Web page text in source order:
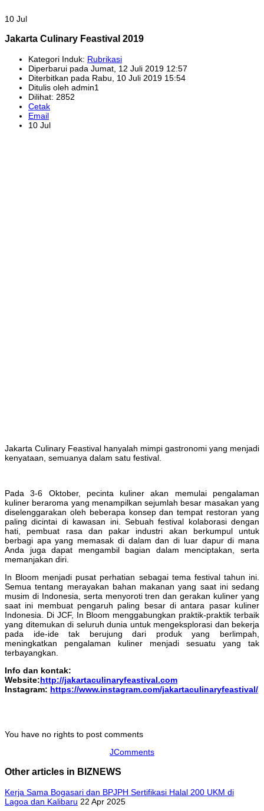
10 Jul
Jakarta Culinary Feastival 2019
Kategori Induk: Rubrikasi
Diperbarui pada Jumat, 12 Juli 2019 12:57
Diterbitkan pada Rabu, 10 Juli 2019 15:54
Ditulis oleh admin1
Dilihat: 2852
Cetak
Email
10 Jul
Jakarta Culinary Feastival hanyalah mimpi gastronomi yang menjadi
kenyataan, semuanya dalam satu festival.
Pada 3-6 Oktober, pecinta kuliner akan memulai pengalaman
kuliner beraroma yang menampilkan sejumlah besar masakan yang
diselenggarakan oleh beberapa konsep dan tempat restoran yang
paling dicintai di kawasan ini. Sebuah festival kolaborasi dengan
hati, pembuat rasa dan pakar industri akan berkumpul untuk
berbagi apa yang memasak di dalam dan di luar dapur di mana
Anda juga dapat mengambil bagian dalam menciptakan, serta
memanjakan diri.
In Bloom menjadi pusat perhatian sebagai tema festival tahun ini.
Semua tentang merayakan bahan makanan yang saat ini sedang
musim di Indonesia, serta menyoroti tren dan gerakan kuliner yang
saat ini membuat pengaruh paling besar di antara pasar kuliner
Indonesia. Di JCF, In Bloom menggabungkan praktik-praktik terbaik
yang ditemukan di seluruh dunia untuk mengeksplorasi dan bekerja
pada ide-ide tak berujung dari produk yang berlimpah,
meningkatkan pengalaman kuliner menjadi sesuatu yang tak
terbayangkan.
Info dan kontak:
Website:http://jakartaculinaryfeastival.com
Instagram: https://www.instagram.com/jakartaculinaryfeastival/
You have no rights to post comments
JComments
Other articles in BIZNEWS
Kerja Sama Bogasari dan BPJPH Sertifikasi Halal 200 UKM di
Lagoa dan Kalibaru 22 Apr 2025